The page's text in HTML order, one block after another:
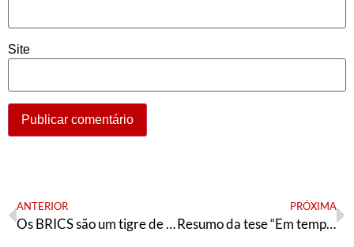
Site
ANTERIOR
Os BRICS são um tigre de papel?
PRÓXIMA
Resumo da tese “Em tempos de guerra, a esperança é vermelha”